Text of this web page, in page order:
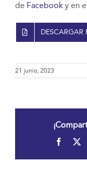
de Facebooky en
DESCARGAR
21 junio, 2023